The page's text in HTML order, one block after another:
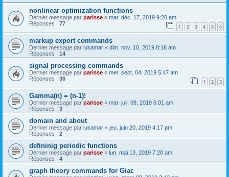
nonlinear optimization functions
Dernier message par parisse « mar. déc. 17, 2019 9:20 am
Réponses : 77 1 2 3 4 5 6
markup export commands
Dernier message par lukamar « dim. nov. 10, 2019 8:18 am
Réponses : 14
signal processing commands
Dernier message par parisse « mer. sept. 04, 2019 5:47 am
Réponses : 36 1 2 3
Gamma(n) = (n-1)!
Dernier message par parisse « mar. juil. 09, 2019 6:01 am
Réponses : 3
domain and about
Dernier message par lukamar « jeu. juin 20, 2019 4:17 pm
Réponses : 2
defininig periodic functions
Dernier message par parisse « lun. mai 13, 2019 7:20 am
Réponses : 4
graph theory commands for Giac